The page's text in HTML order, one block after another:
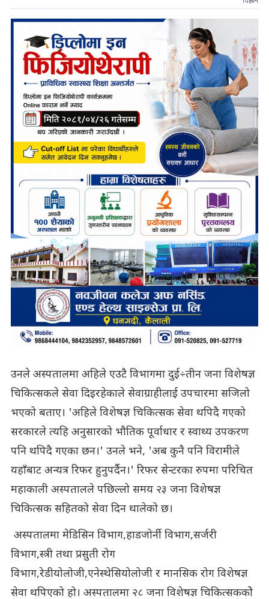
उनले अस्पतालमा अहिले एउटै विभागमा दुई÷तीन जना विशेषज्ञ
चिकित्सकले सेवा दिइरहेकाले सेवाग्राहीलाई उपचारमा सजिलो
भएको बताए। 'अहिले विशेषज्ञ चिकित्सक सेवा थपिदै गएको
सरकारले त्यहि अनुसारको भौतिक पूर्वाधार र स्वाथ्य उपकरण
पनि थपिदै गएका छन।' उनले भने, 'अब कुनै पनि विरामीले
यहाँबाट अन्यत्र रिफर हुनुपर्दैन।' रिफर सेन्टरका रुपमा परिचित
महाकाली अस्पतालले पछिल्लो समय २३ जना विशेषज्ञ
चिकित्सक सहितको सेवा दिन थालेको छ।
अस्पतालमा मेडिसिन विभाग,हाडजोर्नी विभाग,सर्जरी
विभाग,स्त्री तथा प्रसुती रोग
विभाग,रेडीयोलोजी,एनेस्थेसियोलोजी र मानसिक रोग विशेषज्ञ
सेवा थपिएको हो। अस्पतालमा २८ जना विशेषज्ञ चिकित्सककोे